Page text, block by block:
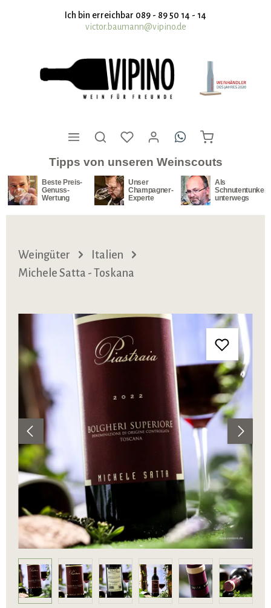
springenIch bin erreichbar 089 - 89 50 14 - 14
victor.baumann@vipino.de
Tipps von unseren Weinscouts
Beste Preis-
Genuss-
Wertung
Unser
Champagner-
Experte
Als
Schnutentunker
unterwegs
Weingüter
Italien
Michele Satta - Toskana
Bildergalerie überspringen